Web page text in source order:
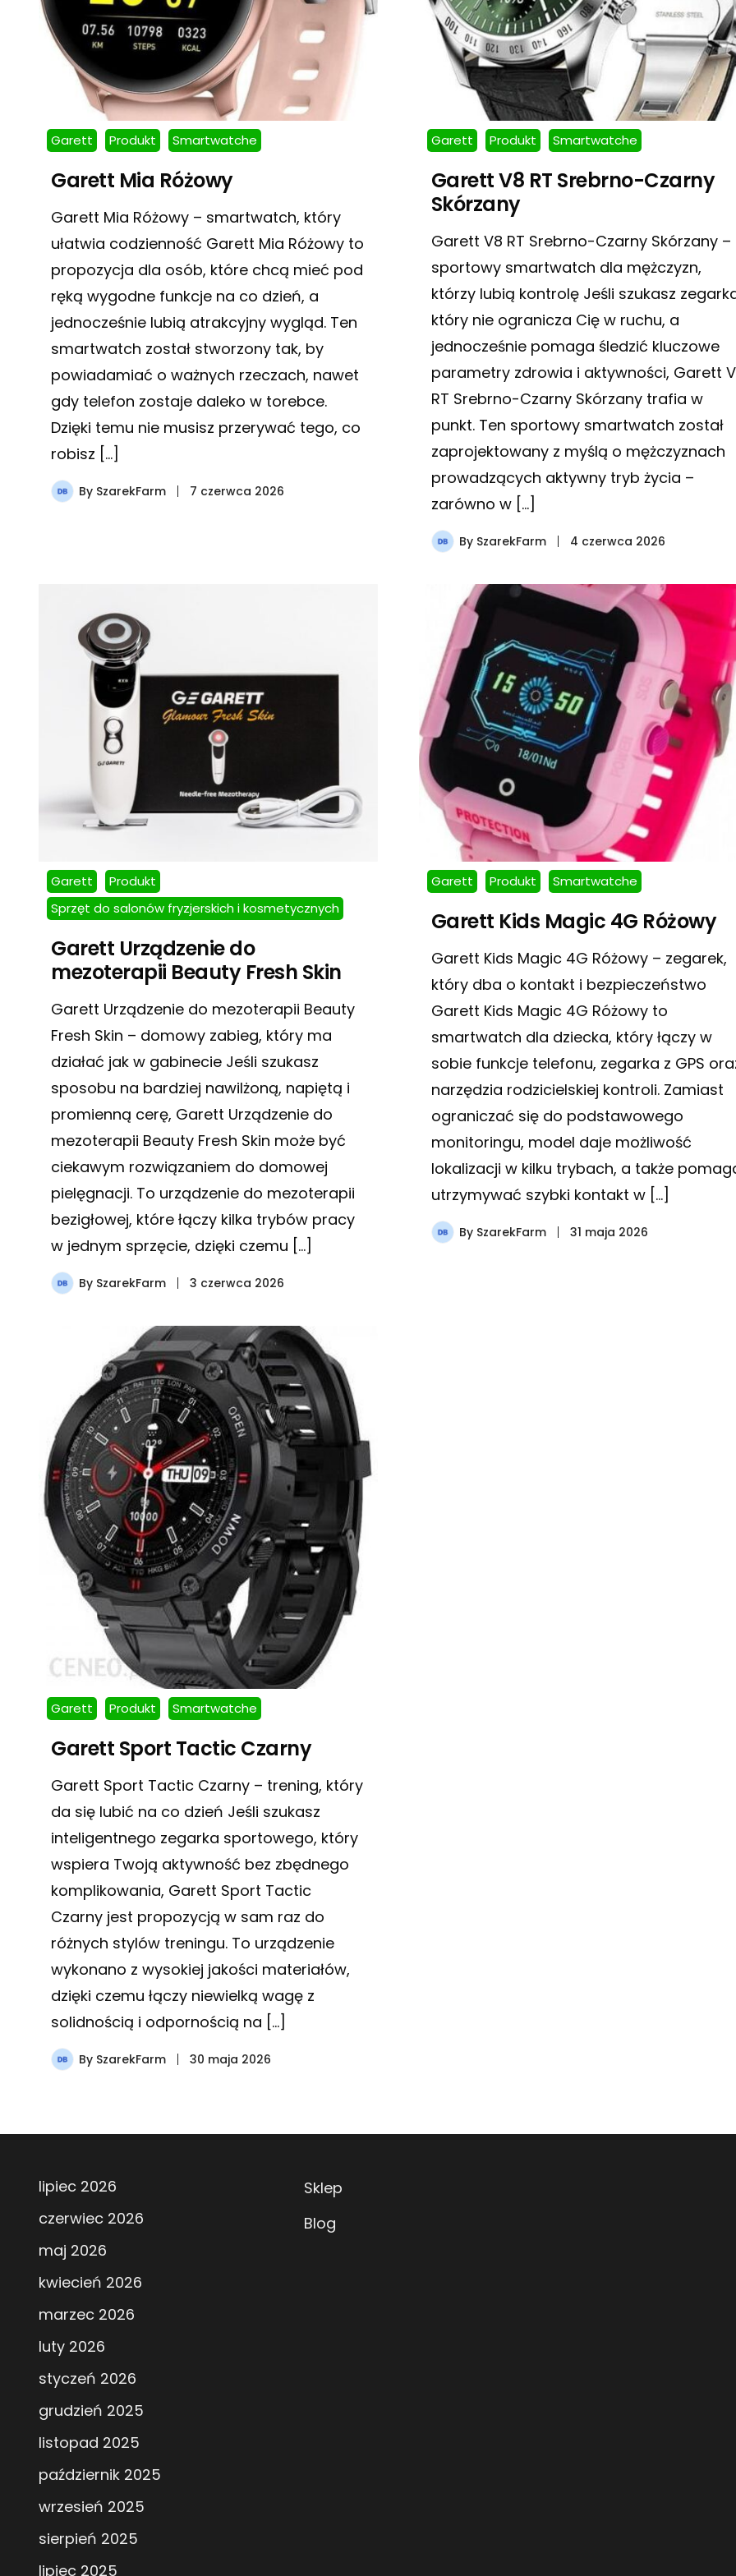
Garett Produkt Smartwatche
Garett Mia Różowy
Garett Mia Różowy – smartwatch, który
ułatwia codzienność Garett Mia Różowy to
propozycja dla osób, które chcą mieć pod
ręką wygodne funkcje na co dzień, a
jednocześnie lubią atrakcyjny wygląd. Ten
smartwatch został stworzony tak, by
powiadamiać o ważnych rzeczach, nawet
gdy telefon zostaje daleko w torebce.
Dzięki temu nie musisz przerywać tego, co
robisz […]
By SzarekFarm 7 czerwca 2026
Garett Produkt Smartwatche
Garett V8 RT Srebrno-Czarny
Skórzany
Garett V8 RT Srebrno-Czarny Skórzany –
sportowy smartwatch dla mężczyzn,
którzy lubią kontrolę Jeśli szukasz
który nie ogranicza Cię w ruchu, a
jednocześnie pomaga śledzić kluczowe
parametry zdrowia i aktywności, Garett
RT Srebrno-Czarny Skórzany trafia w
punkt. Ten sportowy smartwatch został
zaprojektowany z myślą o mężczyznach
prowadzących aktywny tryb życia –
zarówno w […]
By SzarekFarm 4 czerwca 2026
Garett
Produkt
Sprzęt do salonów fryzjerskich i kosmetycznych
Garett Urządzenie do
mezoterapii Beauty Fresh Skin
Garett Urządzenie do mezoterapii Beauty
Fresh Skin – domowy zabieg, który ma
działać jak w gabinecie Jeśli szukasz
sposobu na bardziej nawilżoną, napiętą i
promienną cerę, Garett Urządzenie do
mezoterapii Beauty Fresh Skin może być
ciekawym rozwiązaniem do domowej
pielęgnacji. To urządzenie do mezoterapii
bezigłowej, które łączy kilka trybów pracy
w jednym sprzęcie, dzięki czemu […]
By SzarekFarm 3 czerwca 2026
Garett Produkt Smartwatche
Garett Kids Magic 4G Różowy
Garett Kids Magic 4G Różowy – zegarek,
który dba o kontakt i bezpieczeństwo
Garett Kids Magic 4G Różowy to
smartwatch dla dziecka, który łączy w
sobie funkcje telefonu, zegarka z GPS
narzędzia rodzicielskiej kontroli. Zamiast
ograniczać się do podstawowego
monitoringu, model daje możliwość
lokalizacji w kilku trybach, a także
utrzymywać szybki kontakt w […]
By SzarekFarm 31 maja 2026
Garett Produkt Smartwatche
Garett Sport Tactic Czarny
Garett Sport Tactic Czarny – trening, który
da się lubić na co dzień Jeśli szukasz
inteligentnego zegarka sportowego, który
wspiera Twoją aktywność bez zbędnego
komplikowania, Garett Sport Tactic
Czarny jest propozycją w sam raz do
różnych stylów treningu. To urządzenie
wykonano z wysokiej jakości materiałów,
dzięki czemu łączy niewielką wagę z
solidnością i odpornością na […]
By SzarekFarm 30 maja 2026
lipiec 2026
czerwiec 2026
maj 2026
kwiecień 2026
marzec 2026
luty 2026
styczeń 2026
grudzień 2025
listopad 2025
październik 2025
wrzesień 2025
sierpień 2025
lipiec 2025
Sklep
Blog